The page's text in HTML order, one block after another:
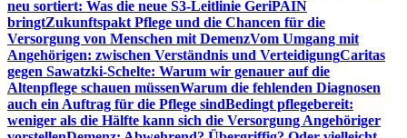
neu sortiert: Was die neue S3-Leitlinie GeriPAIN
bringtZukunftspakt Pflege und die Chancen für die
Versorgung von Menschen mit DemenzVom Umgang mit
Angehörigen: zwischen Verständnis und VerteidigungCaritas
gegen Sawatzki-Schelte: Warum wir genauer auf die
Altenpflege schauen müssenWarum die fehlenden Diagnosen
auch ein Auftrag für die Pflege sindBedingt pflegebereit:
weniger als die Hälfte kann sich die Versorgung Angehöriger